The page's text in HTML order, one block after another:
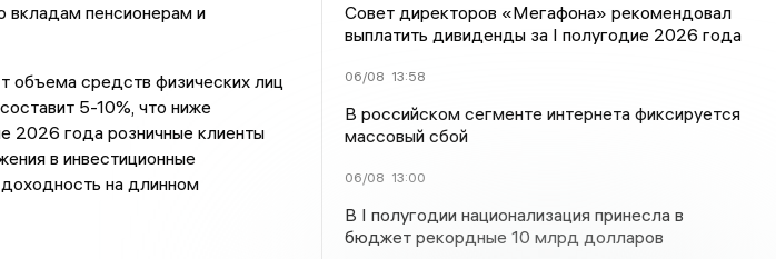
вкладам пенсионерам и
объема средств физических лиц
5-10%, что ниже
2026 года розничные клиенты
в инвестиционные
на длинном
Совет директоров «Мегафона» рекомендовал
выплатить дивиденды за I полугодие 2026 года
06/08 13:58
В российском сегменте интернета фиксируется
массовый сбой
06/08 13:00
В I полугодии национализация принесла в
бюджет рекордные 10 млрд долларов